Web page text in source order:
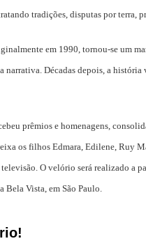
tradições, disputas por terra,
em 1990, tornou-se um
narrativa. Décadas depois, a
prêmios e homenagens,
os filhos Edmara, Edilene, Ruy
O velório será realizado a
Bela Vista, em São Paulo.